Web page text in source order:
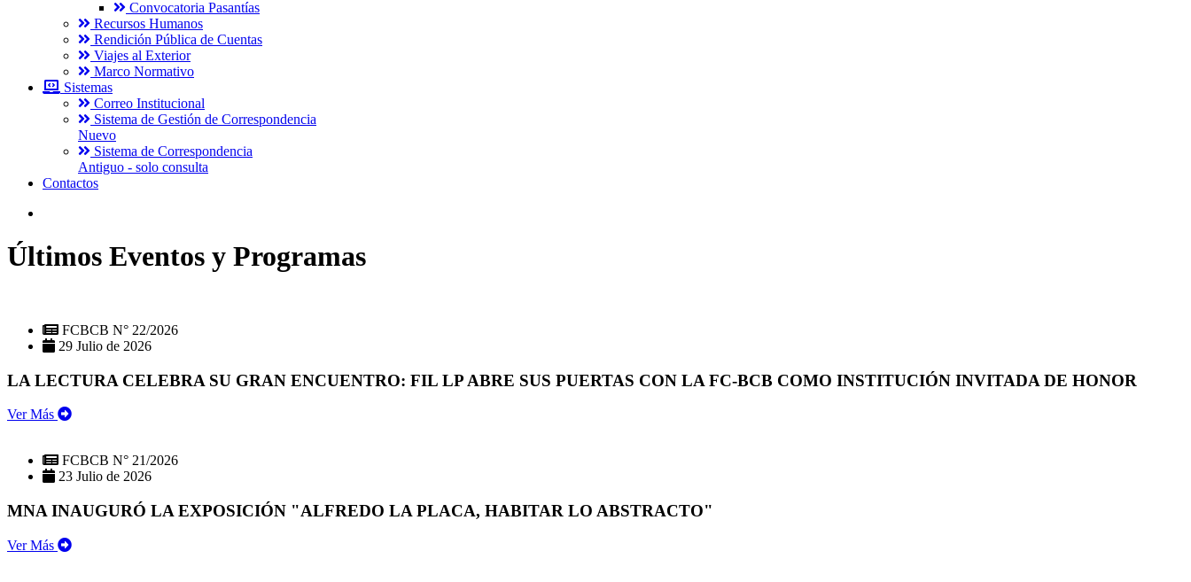
Convocatoria Pasantías
Recursos Humanos
Rendición Pública de Cuentas
Viajes al Exterior
Marco Normativo
Sistemas
Correo Institucional
Sistema de Gestión de Correspondencia
Nuevo
Sistema de Correspondencia
Antiguo - solo consulta
Contactos
Últimos Eventos y Programas
FCBCB N° 22/2026
29 Julio de 2026
LA LECTURA CELEBRA SU GRAN ENCUENTRO: FIL LP ABRE SUS PUERTAS CON LA FC-BCB COMO INSTITUCIÓN INVITADA DE HONOR
Ver Más
FCBCB N° 21/2026
23 Julio de 2026
MNA INAUGURÓ LA EXPOSICIÓN "ALFREDO LA PLACA, HABITAR LO ABSTRACTO"
Ver Más